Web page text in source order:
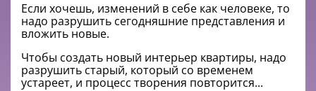
Если хочешь, изменений в себе как человеке, то
надо разрушить сегодняшние представления и
вложить новые.
Чтобы создать новый интерьер квартиры, надо
разрушить старый, который со временем
устареет, и процесс творения повторится...